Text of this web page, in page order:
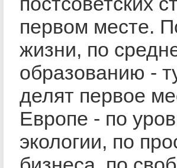
первом месте.
жизни, по
образованию -
делят первое
Европе - по
экологии, по